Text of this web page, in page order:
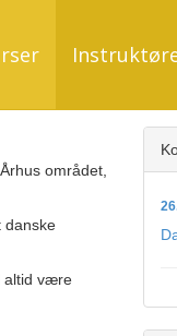
området,
danske
altid være